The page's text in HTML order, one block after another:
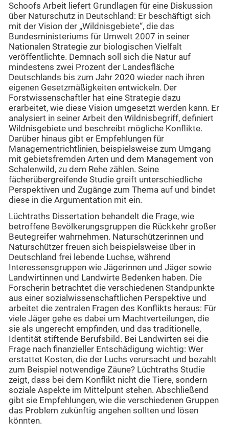
Schoofs Arbeit liefert Grundlagen für eine Diskussion
über Naturschutz in Deutschland: Er beschäftigt sich
mit der Vision der „Wildnisgebiete“, die das
Bundesministeriums für Umwelt 2007 in seiner
Nationalen Strategie zur biologischen Vielfalt
veröffentlichte. Demnach soll sich die Natur auf
mindestens zwei Prozent der Landesfläche
Deutschlands bis zum Jahr 2020 wieder nach ihren
eigenen Gesetzmäßigkeiten entwickeln. Der
Forstwissenschaftler hat eine Strategie dazu
erarbeitet, wie diese Vision umgesetzt werden kann. Er
analysiert in seiner Arbeit den Wildnisbegriff, definiert
Wildnisgebiete und beschreibt mögliche Konflikte.
Darüber hinaus gibt er Empfehlungen für
Managementrichtlinien, beispielsweise zum Umgang
mit gebietsfremden Arten und dem Management von
Schalenwild, zu dem Rehe zählen. Seine
fächerübergreifende Studie greift unterschiedliche
Perspektiven und Zugänge zum Thema auf und bindet
diese in die Argumentation mit ein.
Lüchtraths Dissertation behandelt die Frage, wie
betroffene Bevölkerungsgruppen die Rückkehr großer
Beutegreifer wahrnehmen. Naturschützerinnen und
Naturschützer freuen sich beispielsweise über in
Deutschland frei lebende Luchse, während
Interessensgruppen wie Jägerinnen und Jäger sowie
Landwirtinnen und Landwirte Bedenken haben. Die
Forscherin betrachtet die verschiedenen Standpunkte
aus einer sozialwissenschaftlichen Perspektive und
arbeitet die zentralen Fragen des Konflikts heraus: Für
viele Jäger gehe es dabei um Machtverteilungen, die
sie als ungerecht empfinden, und das traditionelle,
Identität stiftende Berufsbild. Bei Landwirten sei die
Frage nach finanzieller Entschädigung wichtig: Wer
erstattet Kosten, die der Luchs verursacht und bezahlt
zum Beispiel notwendige Zäune? Lüchtraths Studie
zeigt, dass bei dem Konflikt nicht die Tiere, sondern
soziale Aspekte im Mittelpunt stehen. Abschließend
gibt sie Empfehlungen, wie die verschiedenen Gruppen
das Problem zukünftig angehen sollten und lösen
könnten.